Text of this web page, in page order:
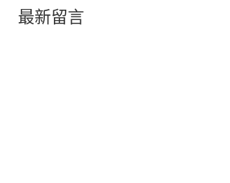
最新留言